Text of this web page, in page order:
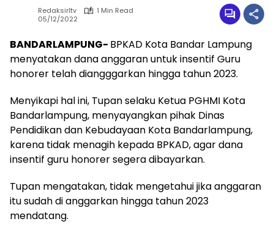
Redaksirltv
1 Min Read
05/12/2022
BANDARLAMPUNG- BPKAD Kota Bandar Lampung
menyatakan dana anggaran untuk insentif Guru
honorer telah diangggarkan hingga tahun 2023.
Menyikapi hal ini, Tupan selaku Ketua PGHMI Kota
Bandarlampung, menyayangkan pihak Dinas
Pendidikan dan Kebudayaan Kota Bandarlampung,
karena tidak menagih kepada BPKAD, agar dana
insentif guru honorer segera dibayarkan.
Tupan mengatakan, tidak mengetahui jika anggaran
itu sudah di anggarkan hingga tahun 2023
mendatang.